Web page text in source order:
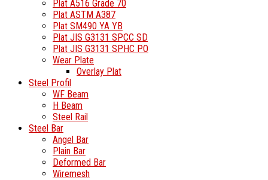
Plat A516 Grade 70
Plat ASTM A387
Plat SM490 YA YB
Plat JIS G3131 SPCC SD
Plat JIS G3131 SPHC PO
Wear Plate
Overlay Plat
Steel Profil
WF Beam
H Beam
Steel Rail
Steel Bar
Angel Bar
Plain Bar
Deformed Bar
Wiremesh